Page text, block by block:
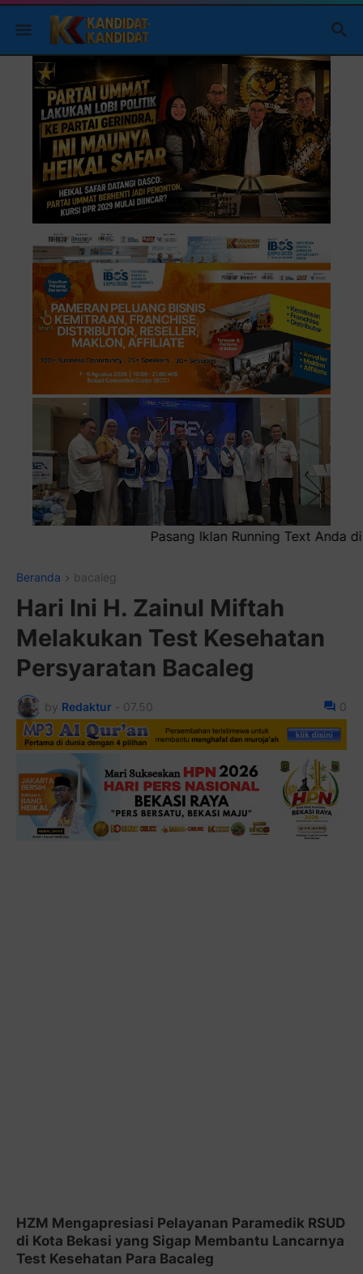
Iklan Running Text Anda di sini atau bisa juga sebagai
Beranda bacaleg
Hari Ini H. Zainul Miftah
Melakukan Test Kesehatan
Persyaratan Bacaleg
by Redaktur - 07.50 0
HZM Mengapresiasi Pelayanan Paramedik RSUD
di Kota Bekasi yang Sigap Membantu Lancarnya
Test Kesehatan Para Bacaleg